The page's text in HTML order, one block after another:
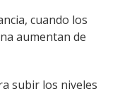
cuando los
aumentan de
subir los niveles